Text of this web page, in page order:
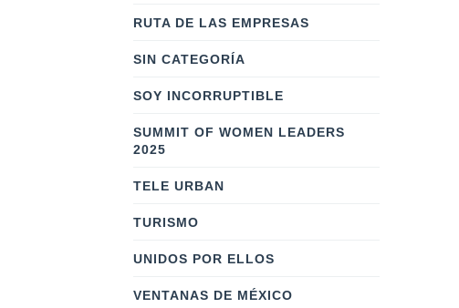
RUTA DE LAS EMPRESAS
SIN CATEGORÍA
SOY INCORRUPTIBLE
SUMMIT OF WOMEN LEADERS
2025
TELE URBAN
TURISMO
UNIDOS POR ELLOS
VENTANAS DE MÉXICO